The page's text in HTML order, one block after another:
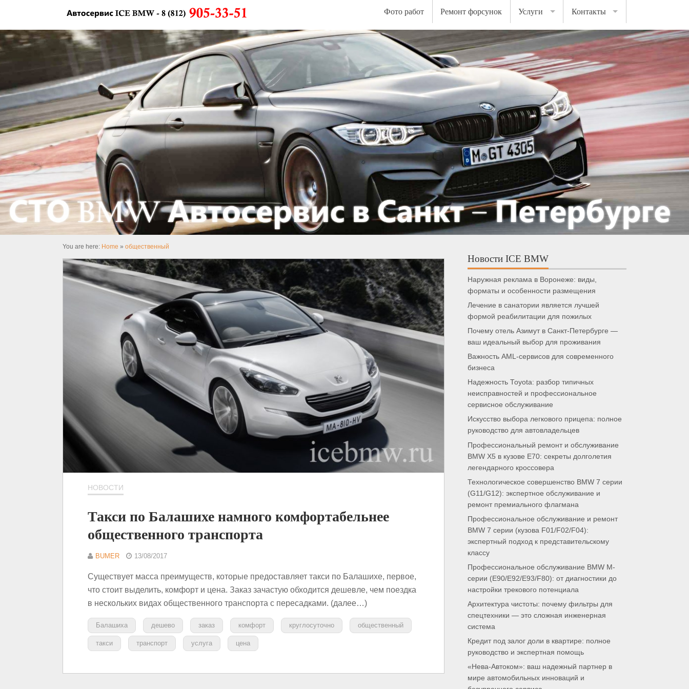
Фото работ Ремонт форсунок Услуги Контакты
You are here: Home » общественный
НОВОСТИ
Такси по Балашихе намного комфортабельнее
общественного транспорта
BUMER 13/08/2017
Существует масса преимуществ, которые предоставляет такси по Балашихе, первое,
что стоит выделить, комфорт и цена. Заказ зачастую обходится дешевле, чем поездка
в нескольких видах общественного транспорта с пересадками. (далее…)
Балашиха дешево заказ комфорт круглосуточно общественный
такси транспорт услуга цена
Новости ICE BMW
Наружная реклама в Воронеже: виды,
форматы и особенности размещения
Лечение в санатории является лучшей
формой реабилитации для пожилых
Почему отель Азимут в Санкт-Петербурге —
ваш идеальный выбор для проживания
Важность AML-сервисов для современного
бизнеса
Надежность Toyota: разбор типичных
неисправностей и профессиональное
сервисное обслуживание
Искусство выбора легкового прицепа: полное
руководство для автовладельцев
Профессиональный ремонт и обслуживание
BMW X5 в кузове E70: секреты долголетия
легендарного кроссовера
Технологическое совершенство BMW 7 серии
(G11/G12): экспертное обслуживание и
ремонт премиального флагмана
Профессиональное обслуживание и ремонт
BMW 7 серии (кузова F01/F02/F04):
экспертный подход к представительскому
классу
Профессиональное обслуживание BMW M-
серии (E90/E92/E93/F80): от диагностики до
настройки трекового потенциала
Архитектура чистоты: почему фильтры для
спецтехники — это сложная инженерная
система
Кредит под залог доли в квартире: полное
руководство и экспертная помощь
«Нева-Автоком»: ваш надежный партнер в
мире автомобильных инноваций и